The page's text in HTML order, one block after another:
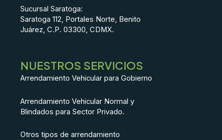
Sucursal Saratoga:
Saratoga 112, Portales Norte, Benito
Juárez, C.P. 03300, CDMX.
NUESTROS SERVICIOS
Arrendamiento Vehicular para Gobierno
Arrendamiento Vehicular Normal y
Blindados para Sector Privado.
Otros tipos de arrendamiento